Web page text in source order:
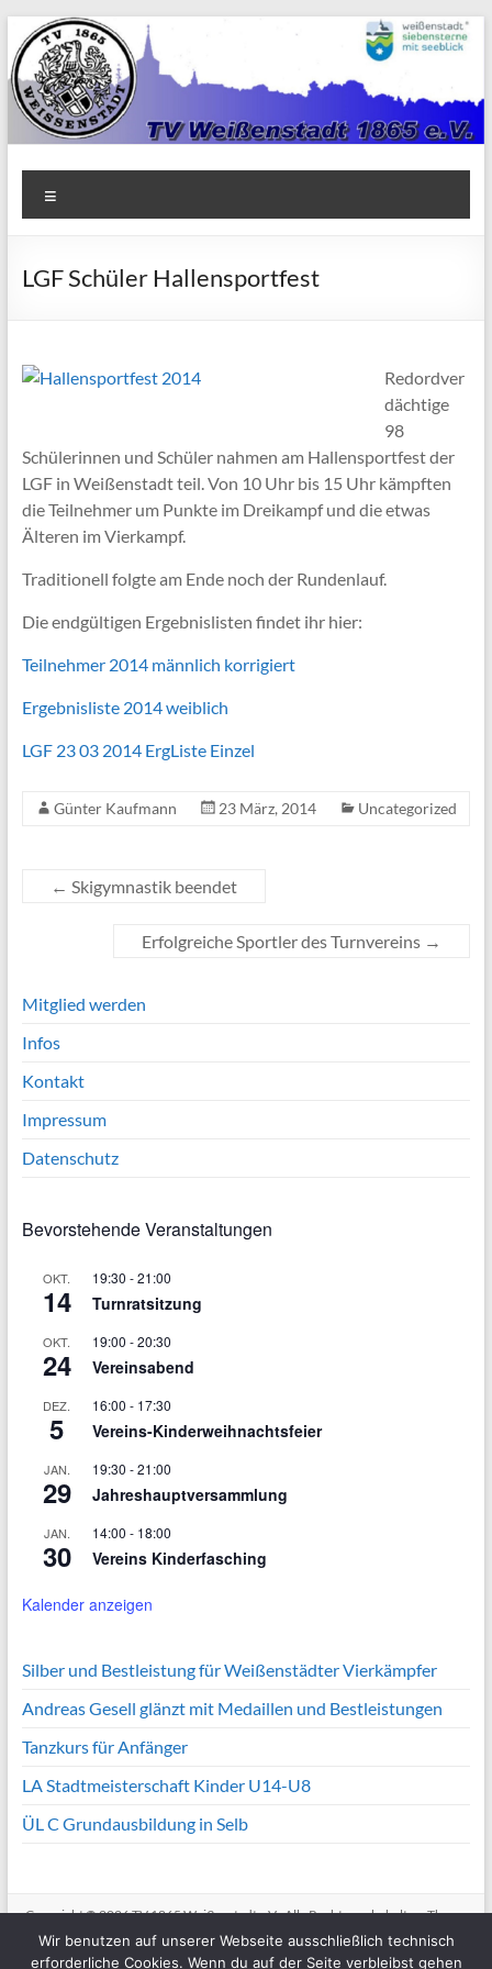
Zum
Inhalt
springen
TV
1865
Weißenstadt
LGF Schüler Hallensportfest
Redordver
dächtige
98
Schülerinnen und Schüler nahmen am Hallensportfest der
LGF in Weißenstadt teil. Von 10 Uhr bis 15 Uhr kämpften
die Teilnehmer um Punkte im Dreikampf und die etwas
Älteren im Vierkampf.
Traditionell folgte am Ende noch der Rundenlauf.
Die endgültigen Ergebnislisten findet ihr hier:
Teilnehmer 2014 männlich korrigiert
Ergebnisliste 2014 weiblich
LGF 23 03 2014 ErgListe Einzel
Günter Kaufmann 23 März, 2014 Uncategorized
← Skigymnastik beendet
Erfolgreiche Sportler des Turnvereins →
Mitglied werden
Infos
Kontakt
Impressum
Datenschutz
Bevorstehende Veranstaltungen
OKT.
14
19:30 -21:00
Turnratsitzung
OKT.
24
19:00 -20:30
Vereinsabend
DEZ.
5
16:00 - 17:30
Vereins-Kinderweihnachtsfeier
JAN.
29
19:30 -21:00
Jahreshauptversammlung
JAN.
30
14:00 - 18:00
Vereins Kinderfasching
Kalender anzeigen
Silber und Bestleistung für Weißenstädter Vierkämpfer
Andreas Gesell glänzt mit Medaillen und Bestleistungen
Tanzkurs für Anfänger
LA Stadtmeisterschaft Kinder U14-U8
ÜL C Grundausbildung in Selb
Copyright © 2026TV 1865 Weißenstadt e.V.. Alle Rechte vorbehalten. Theme
Spaciousvon ThemeGrill. Präsentiert von:WordPress.
Wir benutzen auf unserer Webseite ausschließlich technisch
erforderliche Cookies. Wenn du auf der Seite verbleibst gehen